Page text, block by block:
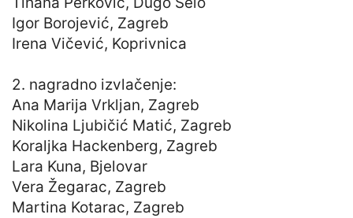
Igor Borojević, Zagreb
Irena Vičević, Koprivnica
2. nagradno izvlačenje:
Ana Marija Vrkljan, Zagreb
Nikolina Ljubičić Matić, Zagreb
Koraljka Hackenberg, Zagreb
Lara Kuna, Bjelovar
Vera Žegarac, Zagreb
Martina Kotarac, Zagreb